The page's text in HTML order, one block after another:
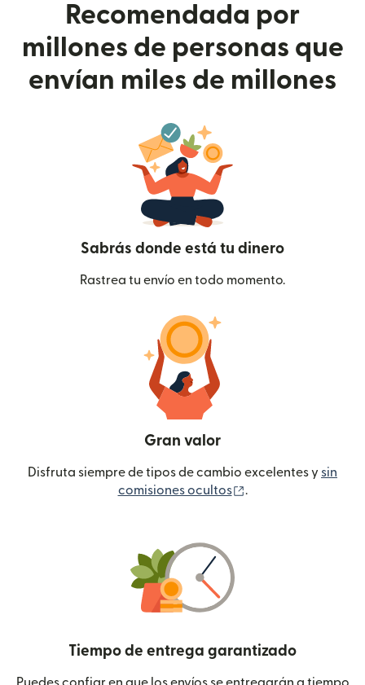
Recomendada por
millones de personas que
envían miles de millones
Sabrás donde está tu dinero
Rastrea tu envío en todo momento.
Gran valor
Disfruta siempre de tipos de cambio excelentes y sin
comisiones ocultos
.
Tiempo de entrega garantizado
Puedes confiar en que los envíos se entregarán a tiempo